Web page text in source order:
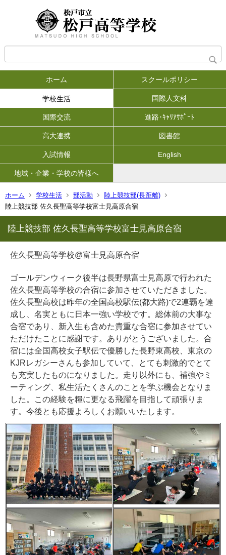
ホーム スクールポリシー
学校生活 国際人文科
国際交流 進路･ｷｬﾘｱｻﾎﾟｰﾄ
高大連携 図書館
入試情報 English
地域・企業・学校の皆様へ
ホーム 学校生活 部活動
陸上競技部(長距離)
陸上競技部 佐久長聖高等学校富士見高原合宿
陸上競技部 佐久長聖高等学校富士見高原合宿
佐久長聖高等学校@富士見高原合宿
ゴールデンウィーク後半は長野県富士見高原で行われた
佐久長聖高等学校の合宿に参加させていただきました。
佐久長聖高校は昨年の全国高校駅伝(都大路)で2連覇を達
成し、名実ともに日本一強い学校です。総体前の大事な
合宿であり、新入生も含めた貴重な合宿に参加させてい
ただけたことに感謝です。ありがとうございました。合
宿には全国高校女子駅伝で優勝した長野東高校、東京の
KJRレガシーさんも参加していて、とても刺激的でとて
も充実したものになりました。走り以外にも、補強やミ
ーティング、私生活たくさんのことを学ぶ機会となりま
した。この経験を糧に更なる飛躍を目指して頑張りま
す。今後とも応援よろしくお願いいたします。